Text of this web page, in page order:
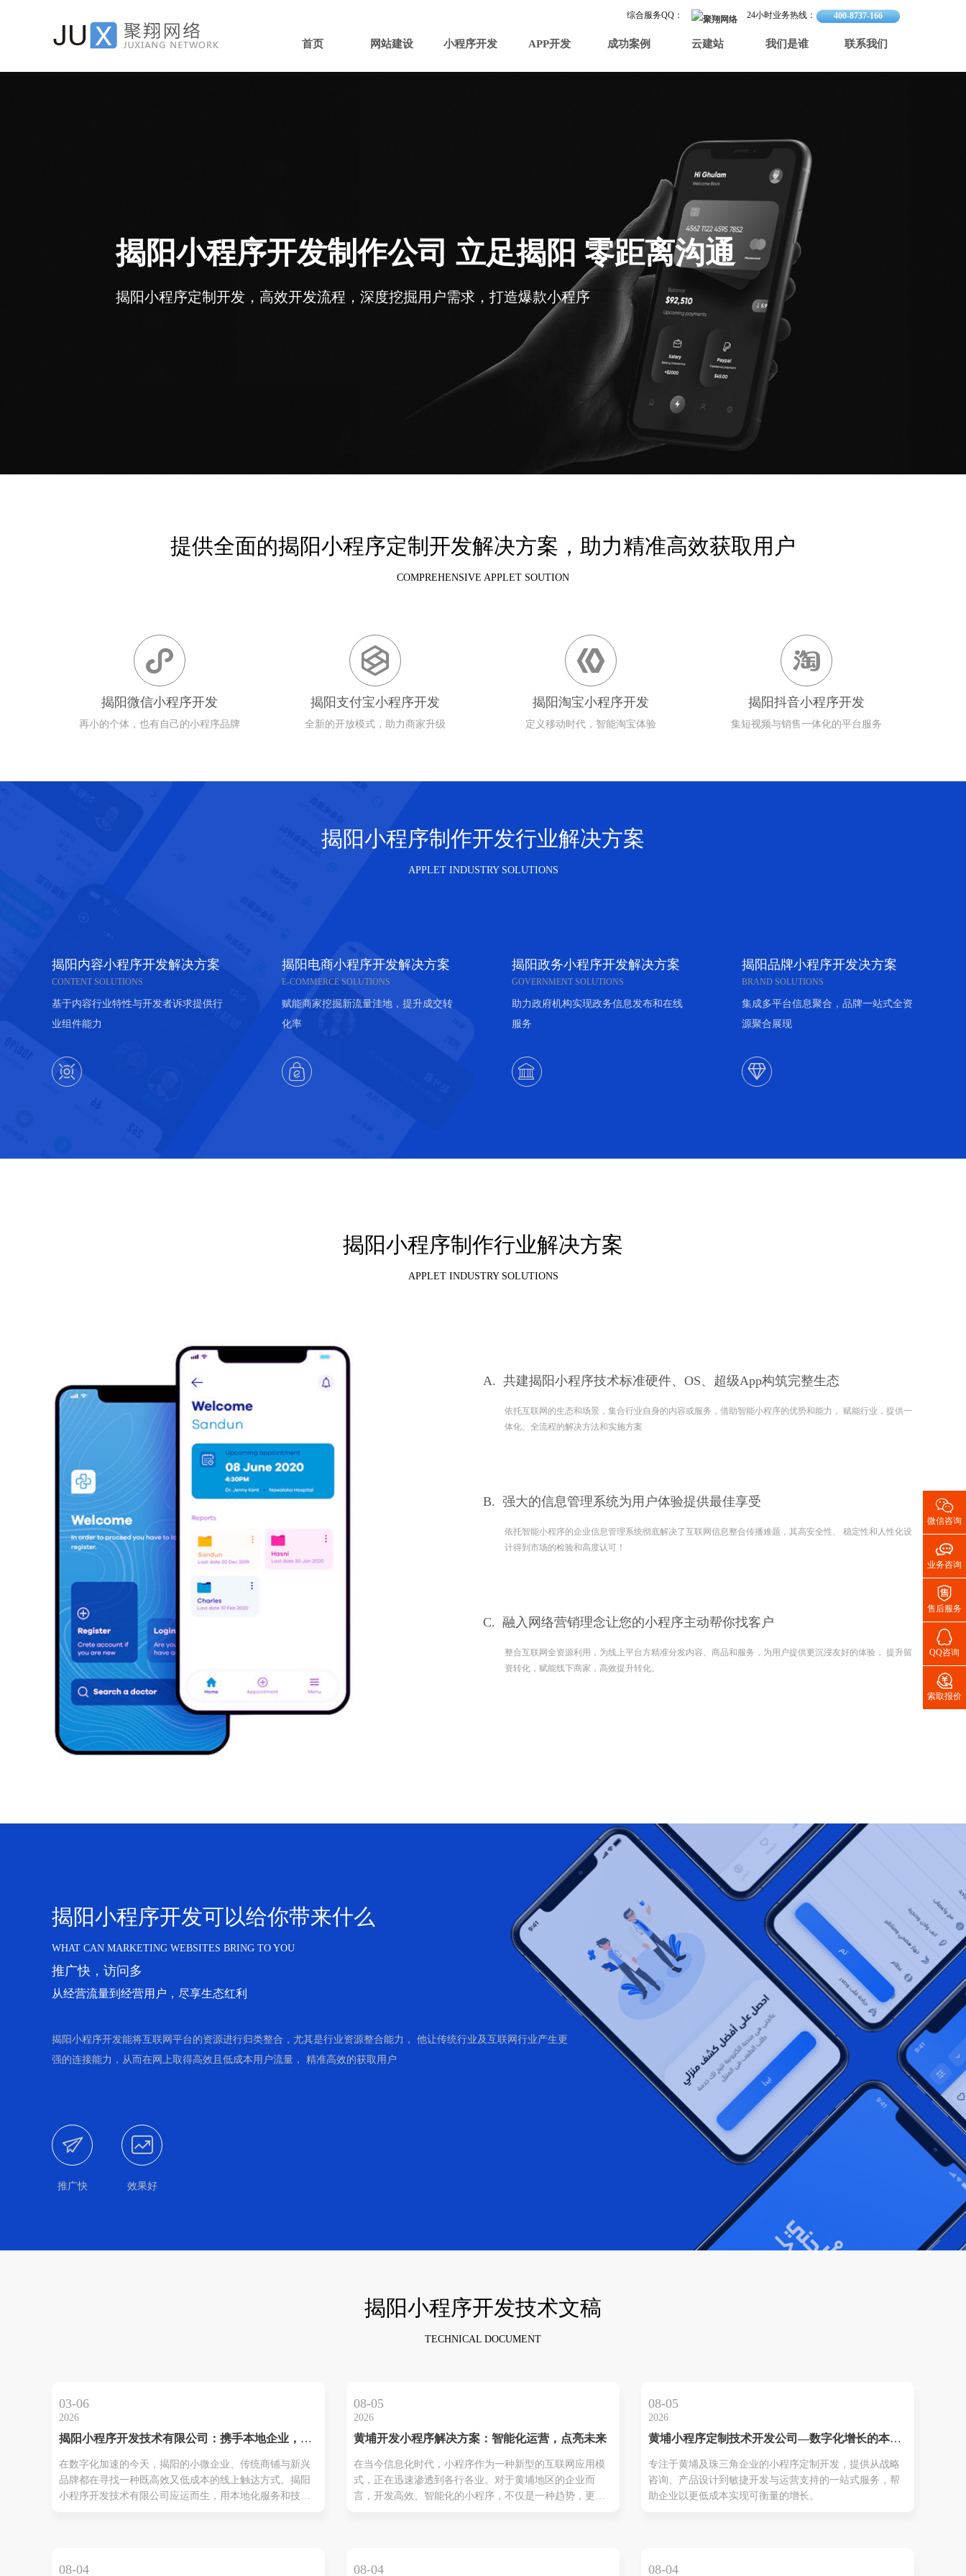
综合服务QQ： 24小时业务热线： 400-8737-166
首页 网站建设 小程序开发 APP开发 成功案例 云建站 我们是谁 联系我们
揭阳小程序开发制作公司 立足揭阳 零距离沟通
揭阳小程序定制开发，高效开发流程，深度挖掘用户需求，打造爆款小程序
提供全面的揭阳小程序定制开发解决方案，助力精准高效获取用户
COMPREHENSIVE APPLET SOUTION

揭阳微信小程序开发
再小的个体，也有自己的小程序品牌

揭阳支付宝小程序开发
全新的开放模式，助力商家升级

揭阳淘宝小程序开发
定义移动时代，智能淘宝体验

揭阳抖音小程序开发
集短视频与销售一体化的平台服务
揭阳小程序制作开发行业解决方案
APPLET INDUSTRY SOLUTIONS
揭阳内容小程序开发解决方案
CONTENT SOLUTIONS
基于内容行业特性与开发者诉求提供行
业组件能力

揭阳电商小程序开发解决方案
E-COMMERCE SOLUTIONS
赋能商家挖掘新流量洼地，提升成交转
化率

揭阳政务小程序开发解决方案
GOVERNMENT SOLUTIONS
助力政府机构实现政务信息发布和在线
服务

揭阳品牌小程序开发决方案
BRAND SOLUTIONS
集成多平台信息聚合，品牌一站式全资
源聚合展现

揭阳小程序制作行业解决方案
APPLET INDUSTRY SOLUTIONS
A. 共建揭阳小程序技术标准硬件、OS、超级App构筑完整生态
依托互联网的生态和场景，集合行业自身的内容或服务，借助智能小程序的优势和能力， 赋能行业，提供一
体化、全流程的解决方法和实施方案
B. 强大的信息管理系统为用户体验提供最佳享受
依托智能小程序的企业信息管理系统彻底解决了互联网信息整合传播难题，其高安全性、 稳定性和人性化设
计得到市场的检验和高度认可！
C. 融入网络营销理念让您的小程序主动帮你找客户
整合互联网全资源利用，为线上平台方精准分发内容、商品和服务，为用户提供更沉浸友好的体验， 提升留
资转化，赋能线下商家，高效提升转化。
揭阳小程序开发可以给你带来什么
WHAT CAN MARKETING WEBSITES BRING TO YOU
推广快，访问多
从经营流量到经营用户，尽享生态红利
揭阳小程序开发能将互联网平台的资源进行归类整合，尤其是行业资源整合能力， 他让传统行业及互联网行业产生更
强的连接能力，从而在网上取得高效且低成本用户流量， 精准高效的获取用户

推广快

效果好
揭阳小程序开发技术文稿
TECHNICAL DOCUMENT
03-06
2026
揭阳小程序开发技术有限公司：携手本地企业，点
在数字化加速的今天，揭阳的小微企业、传统商铺与新兴
品牌都在寻找一种既高效又低成本的线上触达方式。揭阳
小程序开发技术有限公司应运而生，用本地化服务和技术
08-05
2026
黄埔开发小程序解决方案：智能化运营，点亮未来
在当今信息化时代，小程序作为一种新型的互联网应用模
式，正在迅速渗透到各行各业。对于黄埔地区的企业而
言，开发高效、智能化的小程序，不仅是一种趋势，更是
08-05
2026
黄埔小程序定制技术开发公司—数字化增长的本地
专注于黄埔及珠三角企业的小程序定制开发，提供从战略
咨询、产品设计到敏捷开发与运营支持的一站式服务，帮
助企业以更低成本实现可衡量的增长。
08-04 08-04 08-04

微信咨询

业务咨询

售后服务

QQ咨询

索取报价